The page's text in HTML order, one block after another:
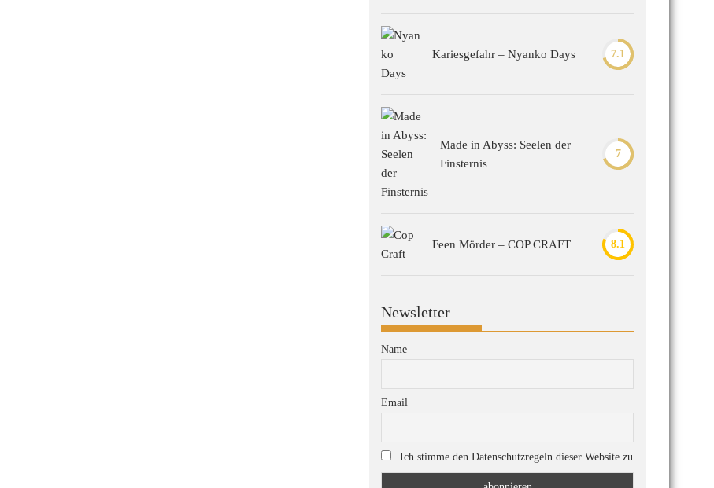
Kariesgefahr – Nyanko Days 7.1
Made in Abyss: Seelen der
Finsternis
7
Feen Mörder – COP CRAFT 8.1
Newsletter
Name
Email
Ich stimme den Datenschutzregeln dieser Website zu